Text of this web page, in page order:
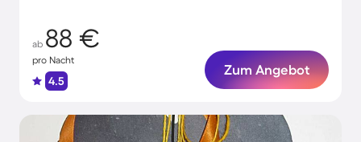
ab 88 €
pro Nacht
4.5
Zum Angebot